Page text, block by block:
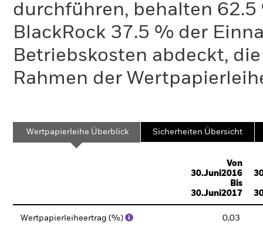
durchführen, behalten
BlackRock 37.5 % der
Betriebskosten abdeckt,
Rahmen der
Wertpapierleihe Überblick Sicherheiten Übersicht
Von
30.Juni2016
Bis
30.Juni2017
Wertpapierleiheertrag (%) 0,03